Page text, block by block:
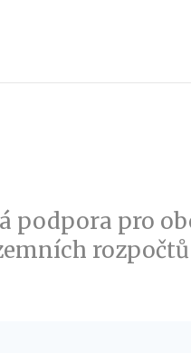
podpora pro